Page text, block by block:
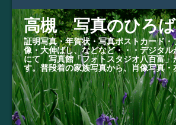
高槻 写真のひろ
証明写真・年賀状・写真ポストカード
像・大伸ばし、などなど・・・デジタ
にて 写真館「フォトスタジオ八百富」
す。普段着の家族写真から、肖像写真